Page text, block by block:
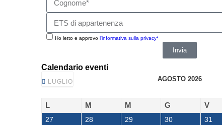
Ho letto e approvo l'informativa sulla privacy*
Invia
Calendario eventi
LUGLIO AGOSTO 2026
L M M G V
27 28 29 30 31